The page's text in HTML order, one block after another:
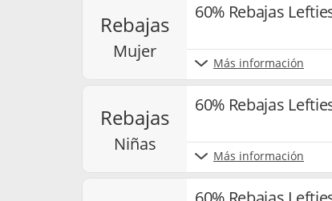
rebajas
mujer
60% Rebajas
Más información
rebajas
niñas
60% Rebajas
Más información